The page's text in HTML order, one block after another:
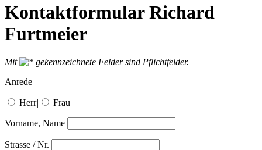
Kontaktformular Richard
Furtmeier
Mit
gekennzeichnete Felder sind Pflichtfelder.
Anrede
Herr| Frau
Vorname, Name
Strasse / Nr.